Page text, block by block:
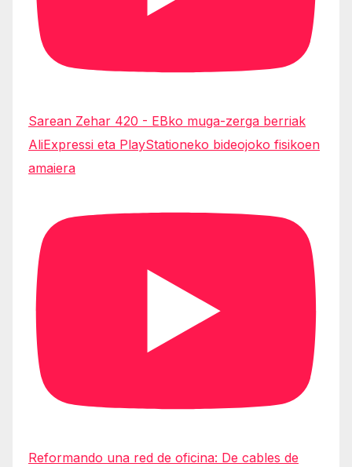
Sarean Zehar 420 - EBko muga-zerga berriak
AliExpressi eta PlayStationeko bideojoko fisikoen
amaiera
Reformando una red de oficina: De cables de